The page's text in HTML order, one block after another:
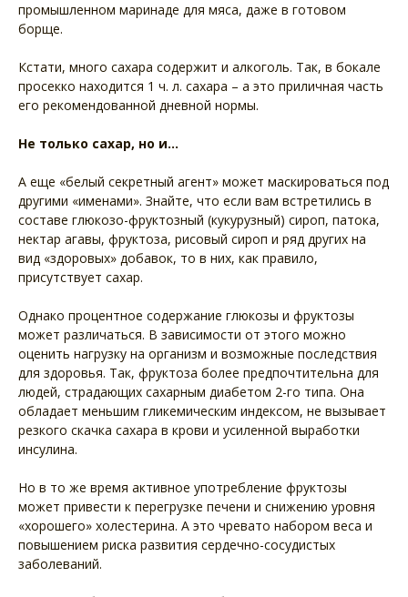
промышленном маринаде для мяса, даже в готовом
борще.
Кстати, много сахара содержит и алкоголь. Так, в бокале
просекко находится 1 ч. л. сахара – а это приличная часть
его рекомендованной дневной нормы.
Не только сахар, но и…
А еще «белый секретный агент» может маскироваться под
другими «именами». Знайте, что если вам встретились в
составе глюкозо-фруктозный (кукурузный) сироп, патока,
нектар агавы, фруктоза, рисовый сироп и ряд других на
вид «здоровых» добавок, то в них, как правило,
присутствует сахар.
Однако процентное содержание глюкозы и фруктозы
может различаться. В зависимости от этого можно
оценить нагрузку на организм и возможные последствия
для здоровья. Так, фруктоза более предпочтительна для
людей, страдающих сахарным диабетом 2-го типа. Она
обладает меньшим гликемическим индексом, не вызывает
резкого скачка сахара в крови и усиленной выработки
инсулина.
Но в то же время активное употребление фруктозы
может привести к перегрузке печени и снижению уровня
«хорошего» холестерина. А это чревато набором веса и
повышением риска развития сердечно-сосудистых
заболеваний.